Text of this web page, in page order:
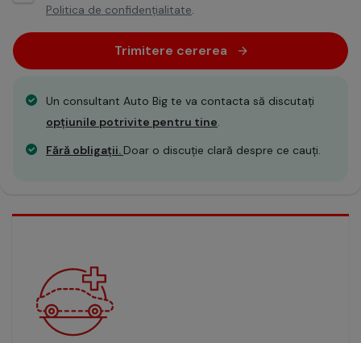
Politica de confidențialitate.
Trimitere cererea
Un consultant Auto Big te va contacta să discutați
opțiunile potrivite pentru tine.
Fără obligații. Doar o discuție clară despre ce cauți.